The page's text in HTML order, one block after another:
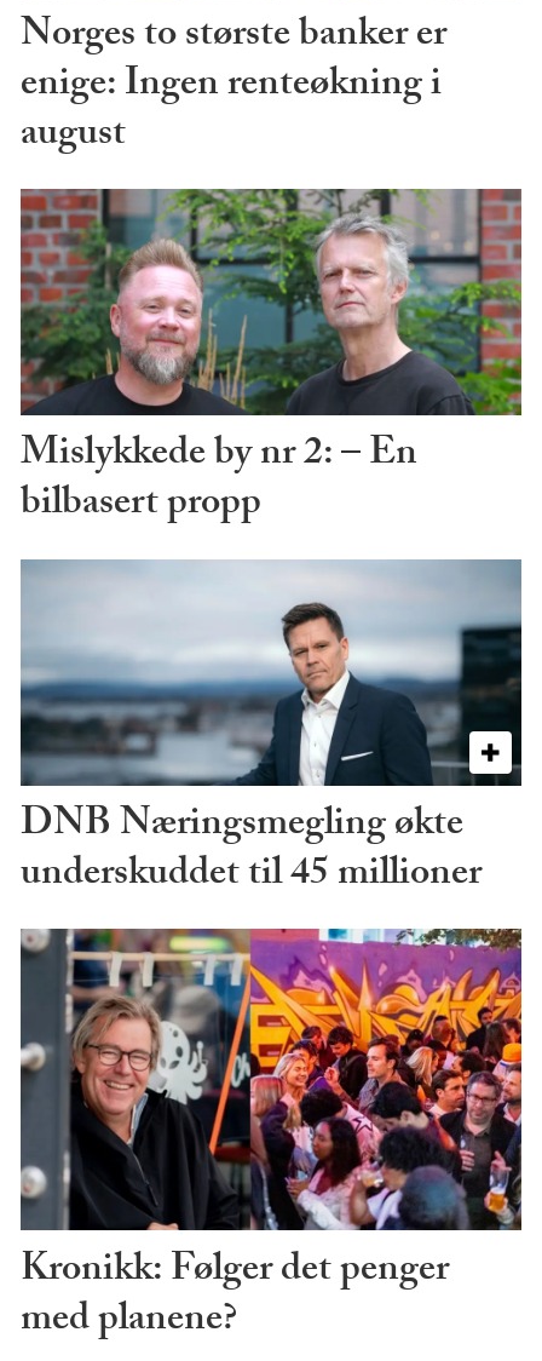
Norges to største banker er
enige: Ingen renteøkning i
august
Mislykkede by nr 2: – En
bilbasert propp
DNB Næringsmegling økte
underskuddet til 45 millioner
Kronikk: Følger det penger
med planene?